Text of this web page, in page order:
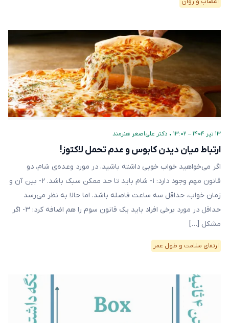
۱۳ تیر ۱۴۰۴ – ۱۳:۰۲ • دکتر علی‌اصغر هنرمند
ارتباط میان دیدن کابوس و عدم تحمل لاکتوز!
اگر می‌خواهید خواب خوبی داشته باشید، در مورد وعده‌ی شام، دو
قانون مهم وجود دارد: ۱- شام باید تا حد ممکن سبک باشد. ۲- بین آن و
زمان خواب، حداقل سه ساعت فاصله باشد. اما حالا به نظر می‌رسد
حداقل در مورد برخی افراد باید یک قانون سوم را هم اضافه کرد: ۳- اگر
مشکل […]
ارتقای سلامت و طول عمر